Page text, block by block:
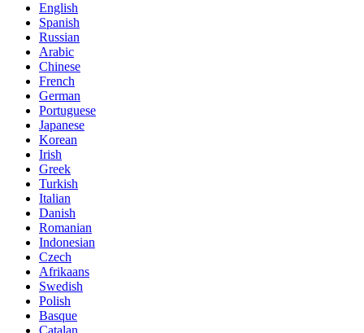
English
Spanish
Russian
Arabic
Chinese
French
German
Portuguese
Japanese
Korean
Irish
Greek
Turkish
Italian
Danish
Romanian
Indonesian
Czech
Afrikaans
Swedish
Polish
Basque